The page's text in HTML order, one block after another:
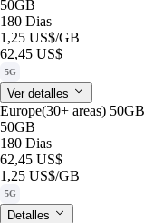
50GB
180 Dias
1,25 US$/GB
62,45 US$
5G
Ver detalles
Europe(30+ areas)
50GB
180 Dias
62,45 US$
1,25 US$/GB
5G
Detalles